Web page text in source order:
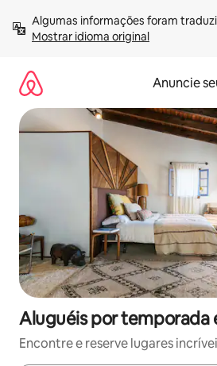
para
Mostrar idioma original
Anuncie
Aluguéis por temporada
Encontre e reserve lugares